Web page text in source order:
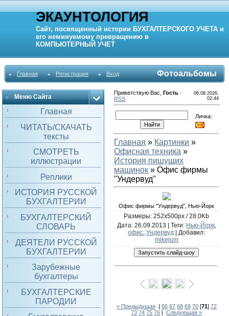
ЭКАУНТОЛОГИЯ
Сайт, посвященный истории БУХГАЛТЕРСКОГО УЧЕТА и
его неминуемому превращению в
КОМПЬЮТЕРНЫЙ УЧЕТ
Главная Регистрация Вход Фотоальбомы
Меню Сайта
Главная
ЧИТАТЬ/СКАЧАТЬ
тексты
СМОТРЕТЬ
иллюстрации
Реплики
ИСТОРИЯ РУССКОЙ
БУХГАЛТЕРИИ
БУХГАЛТЕРСКИЙ
СЛОВАРЬ
ДЕЯТЕЛИ РУССКОЙ
БУХГАЛТЕРИИ
Зарубежные
бухгалтеры
БУХГАЛТЕРСКИЕ
ПАРОДИИ
Приветствую Вас ,Гость ·
RSS
06.08.2026,
02:44
Личка:
Главная » Картинки »
Офисная техника »
История пишущих
машинок » Офис фирмы
"Ундервуд"
Офис фирмы "Ундервуд", Нью-Йорк
Размеры: 252x500px / 28.0Kb
Дата: 26.09.2013 | Теги: Нью-Йорк,
офис,Ундервуд |Добавил:
mikejum
« Предыдущая| 66 67 68 69 70[71] 72
73 74 75 76 |Следующая »